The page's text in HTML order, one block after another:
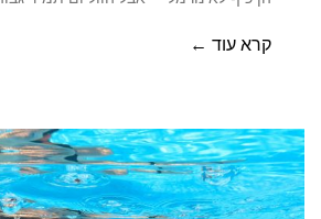
קרא עוד ←